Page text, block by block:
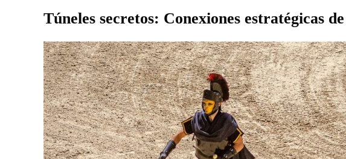
Túneles secretos: Conexiones estratégicas